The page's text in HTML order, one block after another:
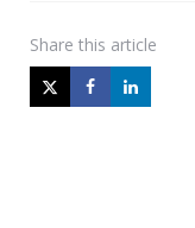
Share this article